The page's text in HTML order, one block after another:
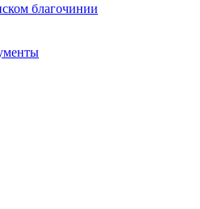
благочинии